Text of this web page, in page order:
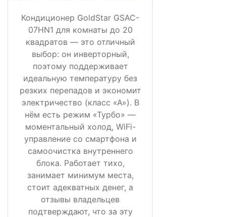
Кондиционер GoldStar GSAC-
07HN1 для комнаты до 20
квадратов — это отличный
выбор: он инверторный,
поэтому поддерживает
идеальную температуру без
резких перепадов и экономит
электричество (класс «А»). В
нём есть режим «Турбо» —
моментальный холод, WiFi-
управление со смартфона и
самоочистка внутреннего
блока. Работает тихо,
занимает минимум места,
стоит адекватных денег, а
отзывы владельцев
подтверждают, что за эту